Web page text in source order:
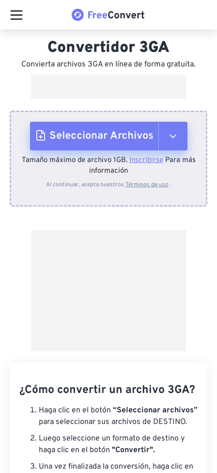
Convertidor 3GA
Convierta archivos 3GA en línea de forma gratuita.
Seleccionar Archivos
Desde el dispositivo
Tamaño máximo de archivo 1GB.InscribirsePara más
información
Al continuar, acepta nuestros Términos de uso .
¿Cómo convertir un archivo 3GA?
Haga clic en el botón “Seleccionar archivos”
para seleccionar sus archivos de DESTINO.
Luego seleccione un formato de destino y
haga clic en el botón "Convertir".
Una vez finalizada la conversión, haga clic en